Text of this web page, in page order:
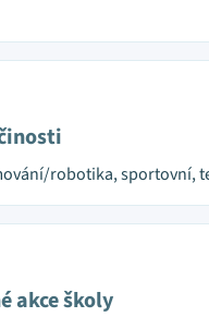
robotika, sportovní,
akce školy